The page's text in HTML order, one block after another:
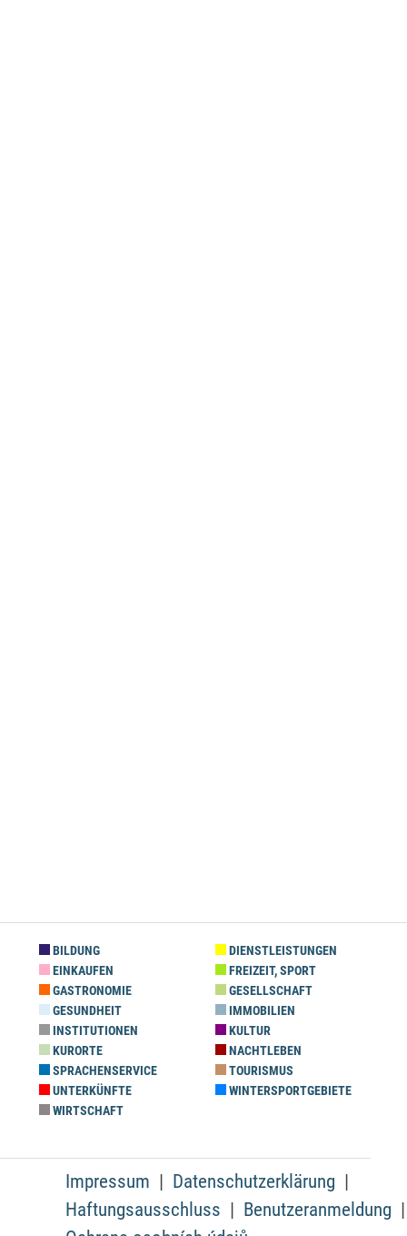
BILDUNG
DIENSTLEISTUNGEN
EINKAUFEN
FREIZEIT, SPORT
GASTRONOMIE
GESELLSCHAFT
GESUNDHEIT
IMMOBILIEN
INSTITUTIONEN
KULTUR
KURORTE
NACHTLEBEN
SPRACHENSERVICE
TOURISMUS
UNTERKÜNFTE
WINTERSPORTGEBIETE
WIRTSCHAFT
Impressum
Datenschutzerklärung
Haftungsausschluss
Benutzeranmeldung